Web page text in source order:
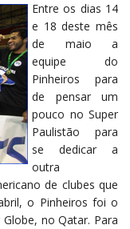
Entre os dias 14
e 18 deste mês
de maio a
equipe do
Pinheiros para
de pensar um
pouco no Super
Paulistão para
se dedicar a
outra
de clubes que
o Pinheiros foi o
no Qatar. Para